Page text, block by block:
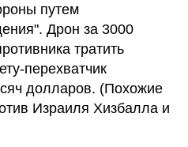
путем
Дрон за 3000
тратить
перехватчик
долларов. (Похожие
Израиля Хизбалла и